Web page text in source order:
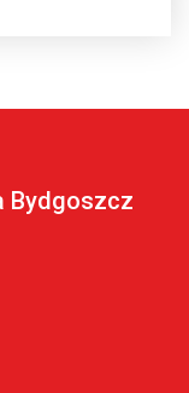
Bydgoszcz